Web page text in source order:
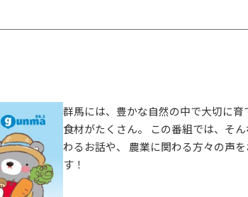
群馬には、豊かな自然の中で大切に育
食材がたくさん。 この番組では、そ
わるお話や、 農業に関わる方々の声
す！